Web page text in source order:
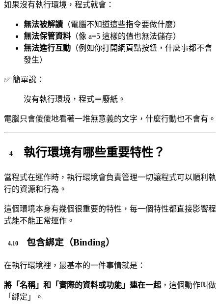
如果沒有執行環境，程式就會：
無法被解讀 （電腦不知道這些指令要做什麼）
無法保管資料 （像 a=5 這樣的值也無法儲存）
無法進行互動 （例如你打開網頁點按鈕，什麼事都不會
發生）
✅ 簡單說：
沒有執行環境，程式＝廢紙。
電腦只會傻傻地看著一堆無意義的文字，什麼行動也不會有。
執行環境有哪些重要特性？
當程式在運作時，執行環境會負責管理一切讓程式可以順利執
行的資源和行為。
這個環境本身有幾個很重要的特性，每一個特性都直接影響程
式能不能正常運作。
包含綁定（Binding）
在執行環境裡，最基本的一件事情就是：
將「名稱」和「實際的資料或功能」連在一起 ，這個動作叫做
「綁定」。